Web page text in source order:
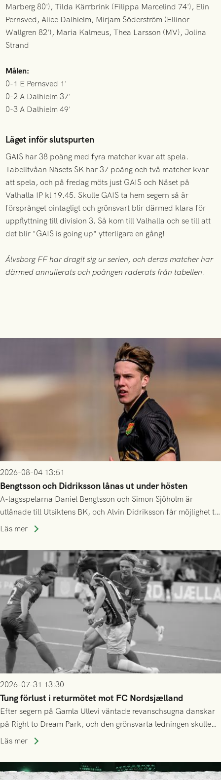
Marberg 80'), Tilda Kärrbrink (Filippa Marcelind 74'), Elin
Pernsved, Alice Dalhielm, Mirjam Söderström (Ellinor
Wallgren 82'), Maria Kalmeus, Thea Larsson (MV), Jolina
Strand
Målen:
0-1 E Pernsved 1'
0-2 A Dalhielm 37'
0-3 A Dalhielm 49'
Läget inför slutspurten
GAIS har 38 poäng med fyra matcher kvar att spela.
Tabelltvåan Näsets SK har 37 poäng och två matcher kvar
att spela, och på fredag möts just GAIS och Näset på
Valhalla IP kl 19.45. Skulle GAIS ta hem segern så är
försprånget ointagligt och grönsvart blir därmed klara för
uppflyttning till division 3. Så kom till Valhalla och se till att
det blir "GAIS is going up" ytterligare en gång!
Älvsborg FF har dragit sig ur serien, och deras matcher har
därmed annullerats och poängen raderats från tabellen.
2026-08-04 13:51
Bengtsson och Didriksson lånas ut under hösten
A-lagsspelarna Daniel Bengtsson och Simon Sjöholm är
utlånade till Utsiktens BK, och Alvin Didriksson får möjlighet till
speltid i Hestrafors genom föreningssamarbete.
Läs mer
2026-07-31 13:30
Tung förlust i returmötet mot FC Nordsjælland
Efter segern på Gamla Ullevi väntade revanschsugna danskar
på Right to Dream Park, och den grönsvarta ledningen skulle
upphöra efter mindre än kvarten spelad. På lika mark visade
tennissiffror och det grönsvarta europaäventyret tog slut.
Läs mer